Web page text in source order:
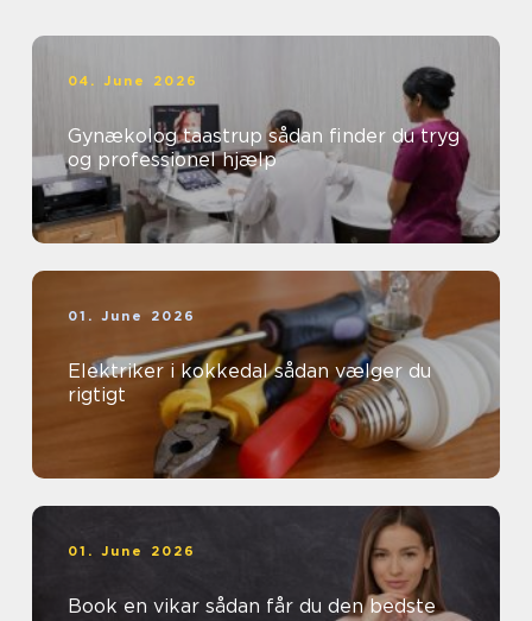
04. June 2026
Gynækolog taastrup sådan finder du tryg
og professionel hjælp
01. June 2026
Elektriker i kokkedal sådan vælger du
rigtigt
01. June 2026
Book en vikar sådan får du den bedste